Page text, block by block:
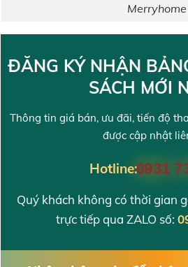
Merryhome
ĐĂNG KÝ NHẬN
SÁCH MỚI
Thông tin giá bán, ưu đãi, tiến độ
được cập nhật
Hotline:0931
Quý khách không có thời gian
trực tiếp qua ZALO số: